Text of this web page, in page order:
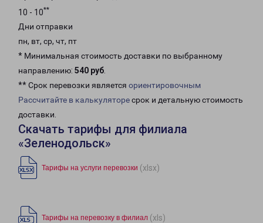
10 - 10**
Дни отправки
пн, вт, ср, чт, пт
* Минимальная стоимость доставки по выбранному
направлению: 540 руб.
** Срок перевозки является ориентировочным
Рассчитайте в калькуляторесрок и детальную стоимость
доставки.
Скачать тарифы для филиала
«Зеленодольск»
Тарифы на услуги перевозки (xlsx)
Тарифы на перевозку в филиал (xls)